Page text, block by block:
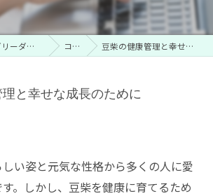
岡山県岡山市のブリーダーなら備前清原荘 コラム 豆柴の健康管理と幸せな成長のために
と幸せな成長のために
い姿と元気な性格から多くの人に愛
。しかし、豆柴を健康に育てるため